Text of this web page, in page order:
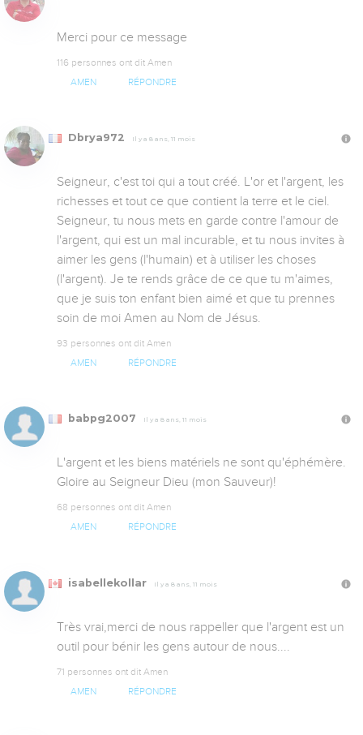
Merci pour ce message
116 personnes ont dit Amen
AMEN RÉPONDRE
Dbrya972 Il y a 8 ans, 11 mois
Seigneur, c'est toi qui a tout créé. L'or et l'argent, les
richesses et tout ce que contient la terre et le ciel.
Seigneur, tu nous mets en garde contre l'amour de
l'argent, qui est un mal incurable, et tu nous invites à
aimer les gens (l'humain) et à utiliser les choses
(l'argent). Je te rends grâce de ce que tu m'aimes,
que je suis ton enfant bien aimé et que tu prennes
soin de moi Amen au Nom de Jésus.
93 personnes ont dit Amen
AMEN RÉPONDRE
babpg2007 Il y a 8 ans, 11 mois
L'argent et les biens matériels ne sont qu'éphémère.
Gloire au Seigneur Dieu (mon Sauveur)!
68 personnes ont dit Amen
AMEN RÉPONDRE
isabellekollar Il y a 8 ans, 11 mois
Très vrai,merci de nous rappeller que l'argent est un
outil pour bénir les gens autour de nous....
71 personnes ont dit Amen
AMEN RÉPONDRE